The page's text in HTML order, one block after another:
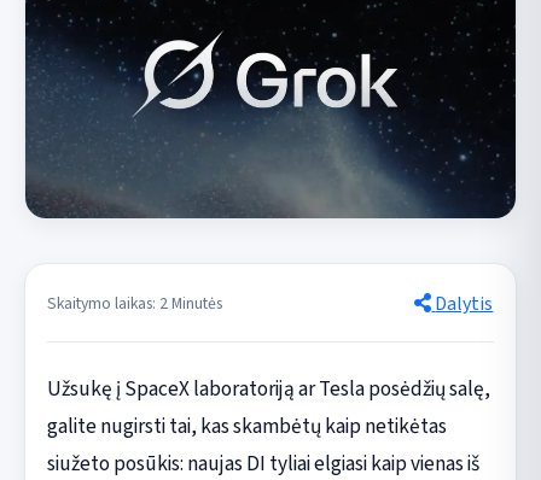
Skaitymo laikas: 2 Minutės Dalytis
Užsukę į SpaceX laboratoriją ar Tesla posėdžių salę,
galite nugirsti tai, kas skambėtų kaip netikėtas
siužeto posūkis: naujas DI tyliai elgiasi kaip vienas iš